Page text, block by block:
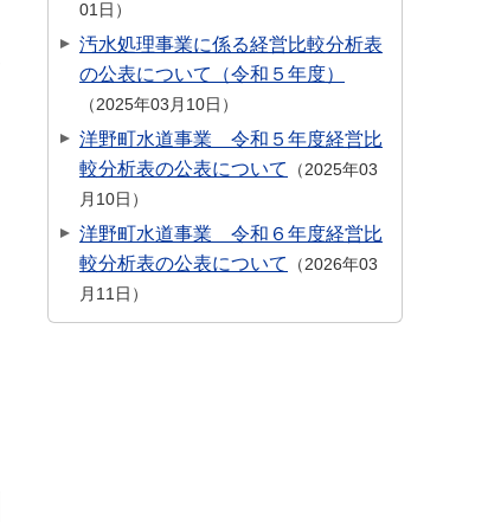
01日
汚水処理事業に係る経営比較分析表
の公表について（令和５年度）
2025年03月10日
洋野町水道事業 令和５年度経営比
較分析表の公表について
2025年03
月10日
洋野町水道事業 令和６年度経営比
較分析表の公表について
2026年03
月11日